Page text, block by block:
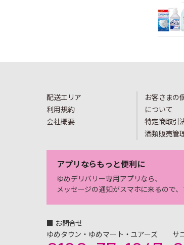
配送エリア
利用規約
会社概要
お客さまの
について
特定商取引
酒類販売管
アプリならもっと便利に
ゆめデリバリー専用アプリなら、
メッセージの通知がスマホに来るので、
■ お問合せ
ゆめタウン・ゆめマート・ユアーズ
サ